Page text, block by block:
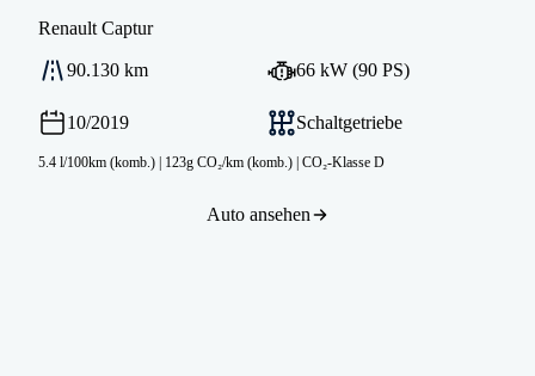
Renault Captur
90.130 km 66 kW (90 PS)
10/2019 Schaltgetriebe
5.4 l/100km (komb.) | 123g CO₂/km (komb.) | CO₂-Klasse D
Auto ansehen